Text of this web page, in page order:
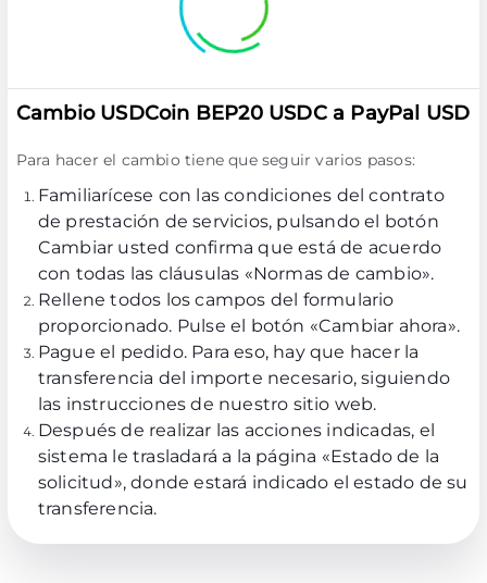
Cambio USDCoin BEP20 USDC a PayPal USD
Para hacer el cambio tiene que seguir varios pasos:
Familiarícese con las condiciones del contrato
de prestación de servicios, pulsando el botón
Cambiar usted confirma que está de acuerdo
con todas las cláusulas «Normas de cambio».
Rellene todos los campos del formulario
proporcionado. Pulse el botón «Cambiar ahora».
Pague el pedido. Para eso, hay que hacer la
transferencia del importe necesario, siguiendo
las instrucciones de nuestro sitio web.
Después de realizar las acciones indicadas, el
sistema le trasladará a la página «Estado de la
solicitud», donde estará indicado el estado de su
transferencia.